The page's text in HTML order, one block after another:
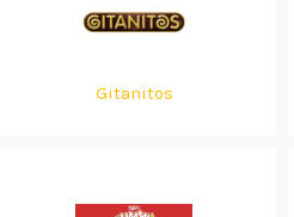
Gitanitos